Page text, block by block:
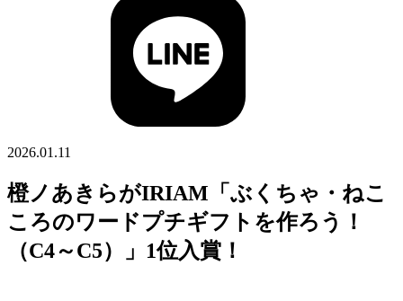
2026.01.11
橙ノあきらがIRIAM「ぶくちゃ・ねこ
ころのワードプチギフトを作ろう！
（C4～C5）」1位入賞！